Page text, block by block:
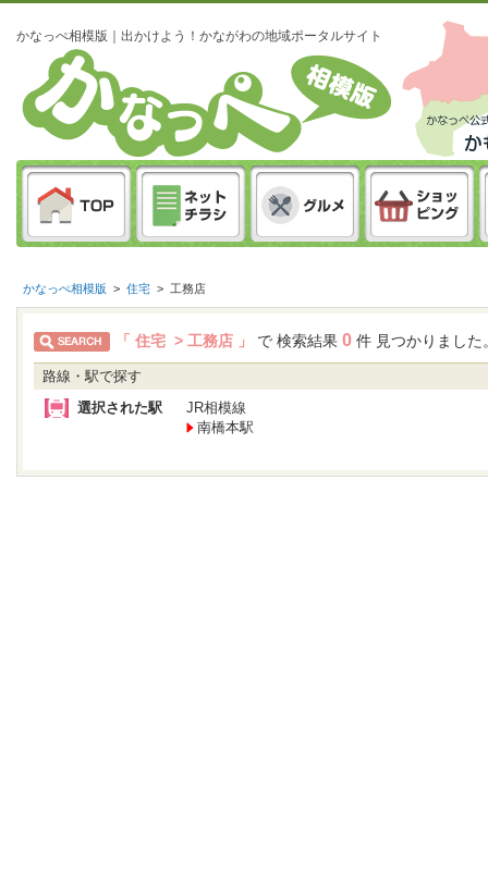
かなっぺ相模版｜出かけよう！かながわの地域ポータルサイト
かなっぺ相模版 > 住宅 > 工務店
「 住宅 > 工務店 」 で 検索結果 0 件 見つかりました
路線・駅で探す
選択された駅
JR相模線
南橋本駅